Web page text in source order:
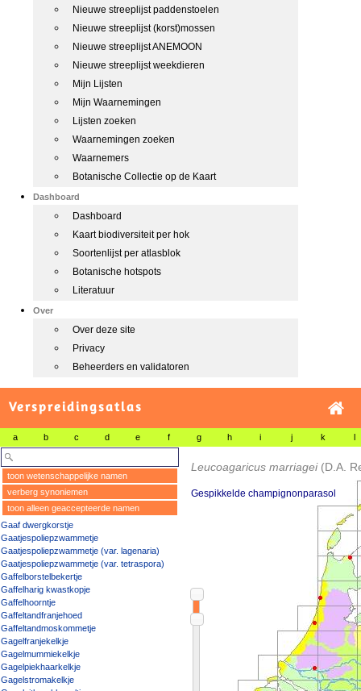
Nieuwe streeplijst paddenstoelen
Nieuwe streeplijst (korst)mossen
Nieuwe streeplijst ANEMOON
Nieuwe streeplijst weekdieren
Mijn Lijsten
Mijn Waarnemingen
Lijsten zoeken
Waarnemingen zoeken
Waarnemers
Botanische Collectie op de Kaart
Dashboard
Dashboard
Kaart biodiversiteit per hok
Soortenlijst per atlasblok
Botanische hotspots
Literatuur
Over
Over deze site
Privacy
Beheerders en validatoren
Verspreidingsatlas
a b c d e f g h i j k l
toon wetenschappelijke namen
verberg synoniemen
toon alleen geaccepteerde namen
Gaaf dwergkorstje
Gaatjespoliepzwammetje
Gaatjespoliepzwammetje (var. lagenaria)
Gaatjespoliepzwammetje (var. tetraspora)
Gaffelborstelbekertje
Gaffelharig kwastkopje
Gaffelhoorntje
Gaffeltandfranjehoed
Gaffeltandmoskommetje
Gagelfranjekelkje
Gagelmummiekelkje
Gagelpiekhaarkelkje
Gagelstromakelkje
Leucoagaricus marriagei (D.A.
Gespikkelde champignonparasol